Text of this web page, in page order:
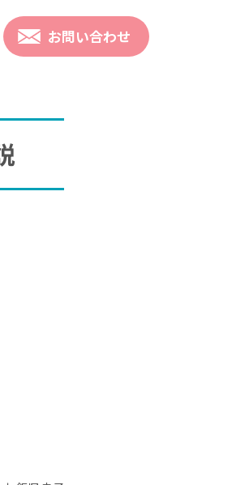
お問い合わせ